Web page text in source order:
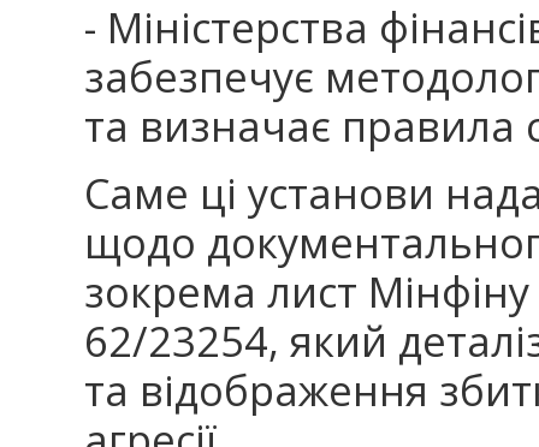
- Міністерства
забезпечує
та визначає правила
Саме ці установи
щодо
зокрема лист
62/23254, який
та відображення